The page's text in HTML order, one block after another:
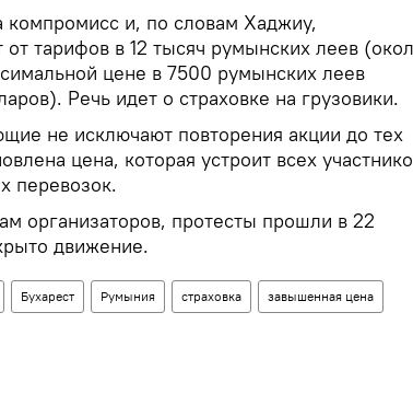
компромисс и, по словам Хаджиу,
от тарифов в 12 тысяч румынских леев
цене в 7500 румынских леев
Речь идет о страховке на грузовики.
не исключают повторения акции до тех
цена, которая устроит всех
перевозок.
организаторов, протесты прошли в 22
движение.
Бухарест Румыния страховка завышенная цена